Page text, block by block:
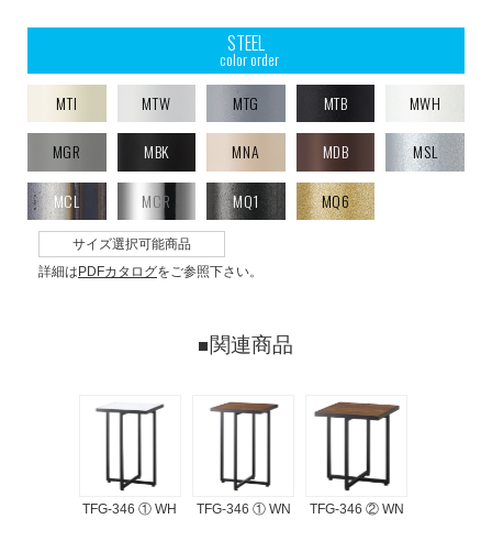
STEEL
color order
MTI
MTW MTG MTB MWH
MGR MBK MNA MDB MSL
MCL MCR MQ1 MQ6
サイズ選択可能商品
詳細は PDFカタログをご参照下さい。
関連商品
TFG-346 ① WH TFG-346 ① WN TFG-346 ② WN